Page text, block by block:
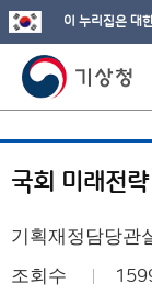
이 누리집은 대
기획재정담당관
조회수